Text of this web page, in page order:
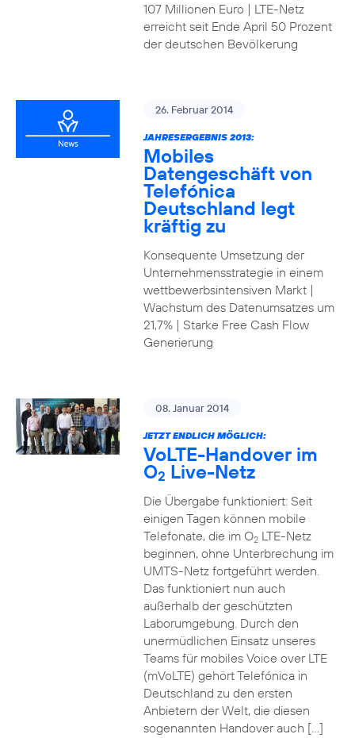
107 Millionen Euro | LTE-Netz
erreicht seit Ende April 50 Prozent
der deutschen Bevölkerung
26. Februar 2014
JAHRESERGEBNIS 2013:
Mobiles
Datengeschäft von
Telefónica
Deutschland legt
kräftig zu
Konsequente Umsetzung der
Unternehmensstrategie in einem
wettbewerbsintensiven Markt |
Wachstum des Datenumsatzes um
21,7% | Starke Free Cash Flow
Generierung
08. Januar 2014
JETZT ENDLICH MÖGLICH:
VoLTE-Handover im
O2 Live-Netz
Die Übergabe funktioniert: Seit
einigen Tagen können mobile
Telefonate, die im O2LTE-Netz
beginnen, ohne Unterbrechung im
UMTS-Netz fortgeführt werden.
Das funktioniert nun auch
außerhalb der geschützten
Laborumgebung. Durch den
unermüdlichen Einsatz unseres
Teams für mobiles Voice over LTE
(mVoLTE) gehört Telefónica in
Deutschland zu den ersten
Anbietern der Welt, die diesen
sogenannten Handover auch […]